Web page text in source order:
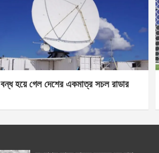
বন্ধ হয়ে গেল দেশের একমাত্র সচল রাডার